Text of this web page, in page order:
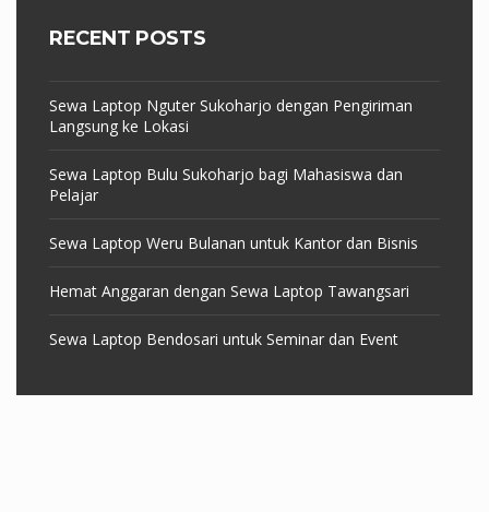
RECENT POSTS
Sewa Laptop Nguter Sukoharjo dengan Pengiriman
Langsung ke Lokasi
Sewa Laptop Bulu Sukoharjo bagi Mahasiswa dan
Pelajar
Sewa Laptop Weru Bulanan untuk Kantor dan Bisnis
Hemat Anggaran dengan Sewa Laptop Tawangsari
Sewa Laptop Bendosari untuk Seminar dan Event